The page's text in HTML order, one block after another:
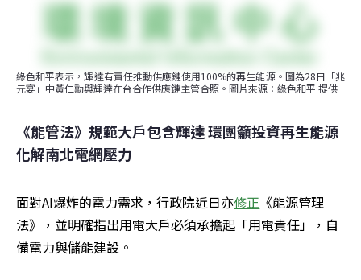
綠色和平表示，輝達有責任推動供應鏈使用100%的再生能源。圖為28日「兆
元宴」中黃仁勳與輝達在台合作供應鏈主管合照。圖片來源：綠色和平 提供
《能管法》規範大戶包含輝達 環團籲投資再生能源
化解南北電網壓力
面對AI爆炸的電力需求，行政院近日亦修正 《能源管理
法》，並明確指出用電大戶必須承擔起「用電責任」，自
備電力與儲能建設。